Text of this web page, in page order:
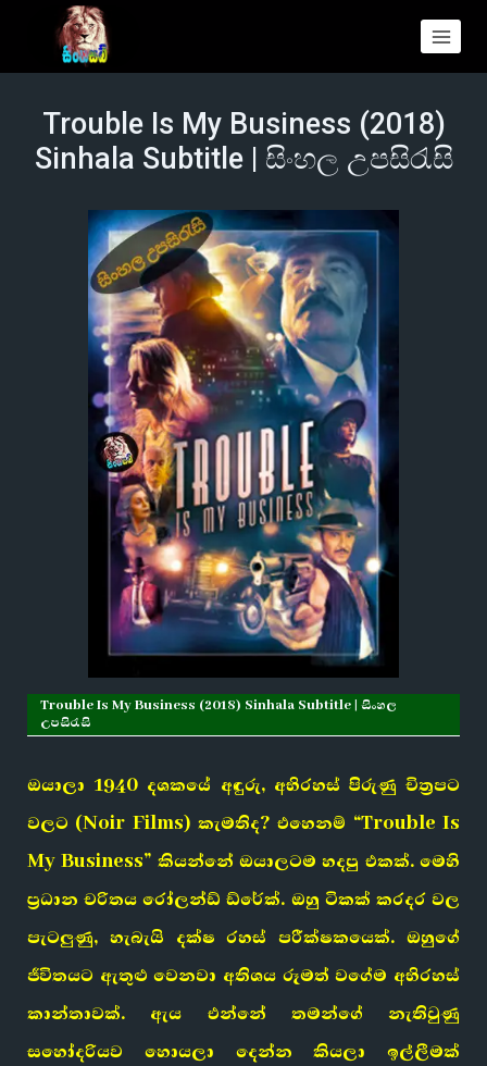
Trouble Is My Business (2018)
Sinhala Subtitle | සිංහල උපසිරැසි
Trouble Is My Business (2018) Sinhala Subtitle | සිංහල
උපසිරැසි
ඔයාලා 1940 දශකයේ අඳුරු, අභිරහස් පිරුණු චිත්‍රපට
වලට (Noir Films) කැමතිද? එහෙනම් “Trouble Is
My Business” කියන්නේ ඔයාලටම හදපු එකක්. මෙහි
ප්‍රධාන චරිතය රෝලන්ඩ් ඩ්රේක්. ඔහු ටිකක් කරදර වල
පැටලුණු, හැබැයි දක්ෂ රහස් පරීක්ෂකයෙක්. ඔහුගේ
ජීවිතයට ඇතුළු වෙනවා අතිශය රූමත් වගේම අභිරහස්
කාන්තාවක්. ඇය එන්නේ තමන්ගේ නැතිවුණු
සහෝදරියව හොයලා දෙන්න කියලා ඉල්ලීමක්